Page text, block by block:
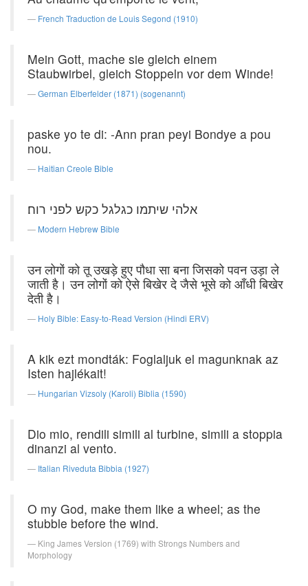
French Traduction de Louis Segond (1910)
Mein Gott, mache sie gleich einem
Staubwirbel, gleich Stoppeln vor dem Winde!
German Elberfelder (1871) (sogenannt)
paske yo te di: -Ann pran peyi Bondye a pou
nou.
Haitian Creole Bible
אלהי שיתמו כגלגל כקש לפני רוח׃
Modern Hebrew Bible
उन लोगों को तू उखड़े हुए पौधा सा बना जिसको पवन उड़ा ले
जाती है। उन लोगों को ऐसे बिखेर दे जैसे भूसे को आँधी बिखेर
देती है।
Holy Bible: Easy-to-Read Version (Hindi ERV)
A kik ezt mondták: Foglaljuk el magunknak az
Isten hajlékait!
Hungarian Vizsoly (Karoli) Biblia (1590)
Dio mio, rendili simili al turbine, simili a stoppia
dinanzi al vento.
Italian Riveduta Bibbia (1927)
O my God, make them like a wheel; as the
stubble before the wind.
King James Version (1769) with Strongs Numbers and
Morphology